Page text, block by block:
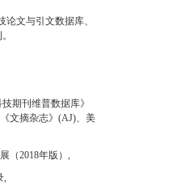
文与引文数据库、
期刊维普数据库》
文摘杂志》(AJ)、美
（2018年版）,
,